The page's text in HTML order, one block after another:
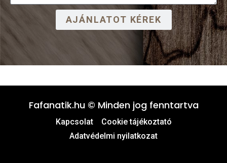
AJÁNLATOT KÉREK
Fafanatik.hu © Minden jog fenntartva
Kapcsolat
Cookie tájékoztató
Adatvédelmi nyilatkozat